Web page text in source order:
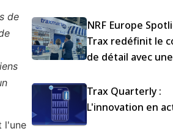
de
l'une
NRF Europe
Trax redéfinit le
de détail avec
Trax Quarterly :
L'innovation en